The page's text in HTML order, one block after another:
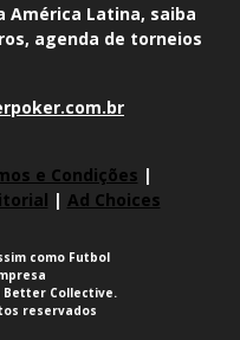
América Latina, saiba
agenda de torneios
e Condições |
| Ad Choices
como Futbol
Collective.
reservados